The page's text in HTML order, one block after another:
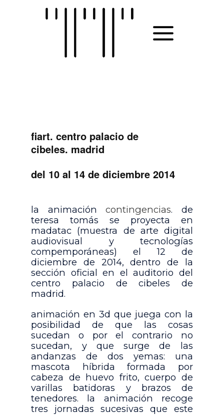
MAIN
MENU
fiart. centro palacio de
cibeles. madrid
del 10 al 14 de diciembre 2014
la animacióncontingencias. de
teresa tomás se proyecta en
madatac (muestra de arte digital
audiovisual y tecnologías
compemporáneas) el 12 de
diciembre de 2014, dentro de la
sección oficial en el auditorio del
centro palacio de cibeles de
madrid.
animación en 3d que juega con la
posibilidad de que las cosas
sucedan o por el contrario no
sucedan, y que surge de las
andanzas de dos yemas: una
mascota híbrida formada por
cabeza de huevo frito, cuerpo de
varillas batidoras y brazos de
tenedores. la animación recoge
tres jornadas sucesivas que este